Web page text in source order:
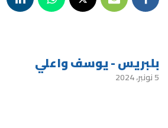
بلبريس - يوسف واعلي
5 نونبر، 2024